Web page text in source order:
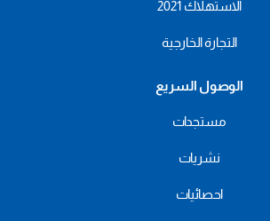
الاستهلاك 2021
التجارة الخارجية
الوصول السريع
مستجدات
نشريات
احصائيات